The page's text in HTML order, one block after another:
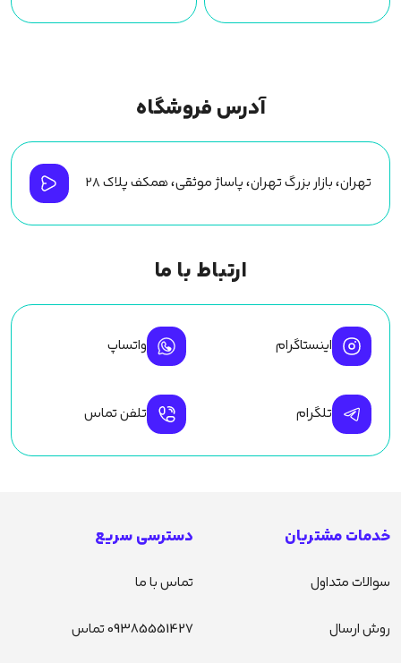
آدرس فروشگاه
تهران، بازار بزرگ تهران، پاساژ موثقی، همکف پلاک ۲۸
ارتباط با ما
اینستاگرام واتساپ
تلگرام تلفن تماس
خدمات مشتریان
سوالات متداول
روش ارسال
دسترسی سریع
تماس با ما
09385551427 تماس